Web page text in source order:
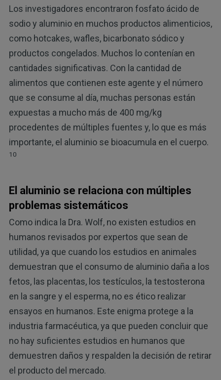
Los investigadores encontraron fosfato ácido de
sodio y aluminio en muchos productos alimenticios,
como hotcakes, wafles, bicarbonato sódico y
productos congelados. Muchos lo contenían en
cantidades significativas. Con la cantidad de
alimentos que contienen este agente y el número
que se consume al día, muchas personas están
expuestas a mucho más de 400 mg/kg
procedentes de múltiples fuentes y, lo que es más
importante, el aluminio se bioacumula en el cuerpo.
10
El aluminio se relaciona con múltiples
problemas sistemáticos
Como indica la Dra. Wolf, no existen estudios en
humanos revisados por expertos que sean de
utilidad, ya que cuando los estudios en animales
demuestran que el consumo de aluminio daña a los
fetos, las placentas, los testículos, la testosterona
en la sangre y el esperma, no es ético realizar
ensayos en humanos. Este enigma protege a la
industria farmacéutica, ya que pueden concluir que
no hay suficientes estudios en humanos que
demuestren daños y respalden la decisión de retirar
el producto del mercado.